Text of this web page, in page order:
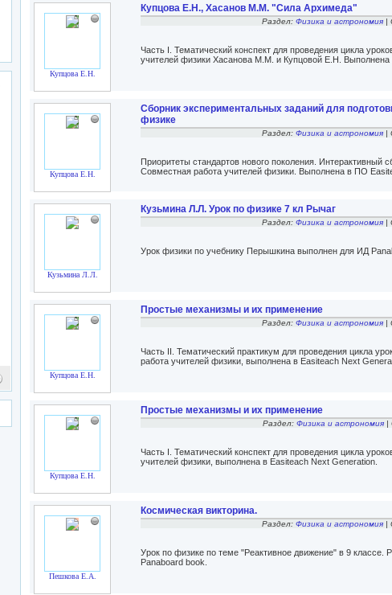
Купцова Е.Н.
Купцова Е.Н., Хасанов М.М. "Сила Архимеда"
Раздел: Физика и астрономия |
Часть I. Тематический конспект для проведения цикла
учителей физики Хасанова М.М. и Купцовой Е.Н.
Купцова Е.Н.
Сборник экспериментальных заданий для
физике
Раздел: Физика и астрономия |
Приоритеты стандартов нового поколения. Интерактивный
Совместная работа учителей физики. Выполнена в ПО
Кузьмина Л.Л.
Кузьмина Л.Л. Урок по физике 7 кл Рычаг
Раздел: Физика и астрономия |
Урок физики по учебнику Перышкина выполнен для ИД
Купцова Е.Н.
Простые механизмы и их применение
Раздел: Физика и астрономия |
Часть II. Тематический практикум для проведения цикла
работа учителей физики, выполнена в Easiteach Next
Купцова Е.Н.
Простые механизмы и их применение
Раздел: Физика и астрономия |
Часть I. Тематический конспект для проведения цикла
учителей физики, выполнена в Easiteach Next Generation.
Пешкова Е.А.
Космическая викторина.
Раздел: Физика и астрономия |
Урок по физике по теме "Реактивное движение" в 9 классе.
Panaboard book.